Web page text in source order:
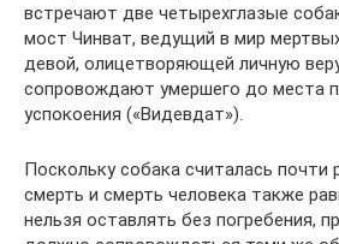
встречают две четырехглазые
мост Чинват, ведущий в мир
девой, олицетворяющей личную
сопровождают умершего до места
успокоения («Видевдат»).
Поскольку собака считалась почти
смерть и смерть человека также
нельзя оставлять без погребения,